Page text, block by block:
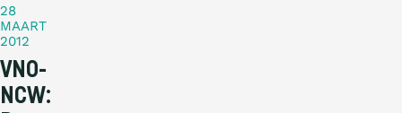
28
MAART
2012
VNO-
NCW: